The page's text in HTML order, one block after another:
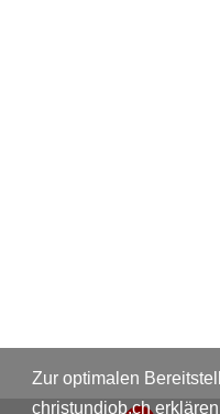
Zur optimalen
christundjob.ch